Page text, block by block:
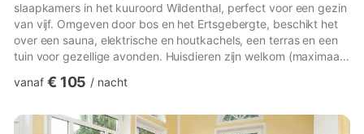
slaapkamers in het kuuroord Wildenthal, perfect voor een gezin
van vijf. Omgeven door bos en het Ertsgebergte, beschikt het
over een sauna, elektrische en houtkachels, een terras en een
tuin voor gezellige avonden. Huisdieren zijn welkom (maximaal
de Vogtland Arena, de zomerrodelbaan van Eibenstock en de
slechts 500 meter afstand en skiën in Klingenthal maakt een
vanaf € 105 / nacht